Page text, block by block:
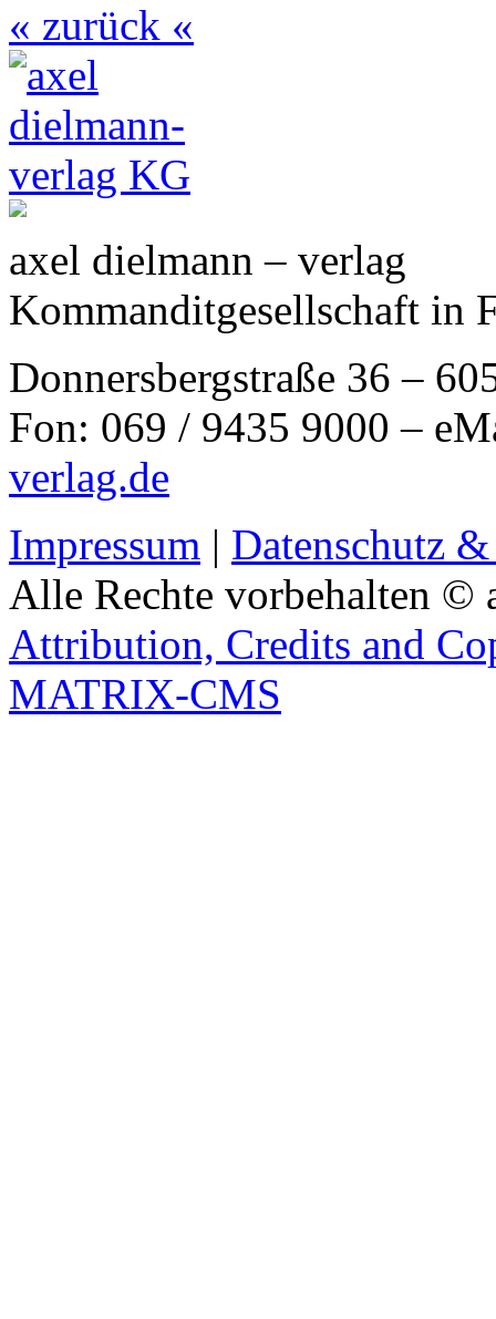
« zurück «
axel dielmann – verlag
Kommanditgesellschaft in
Donnersbergstraße 36 –
Fon: 069 / 9435 9000 –
verlag.de
Impressum | Datenschutz
Alle Rechte vorbehalten ©
Attribution, Credits and
MATRIX-CMS